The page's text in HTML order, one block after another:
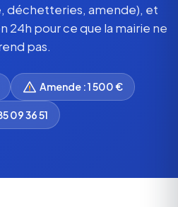
déchetteries, amende), et
24h pour ce que la mairie ne
pas.
Amende : 1 500 €
09 36 51